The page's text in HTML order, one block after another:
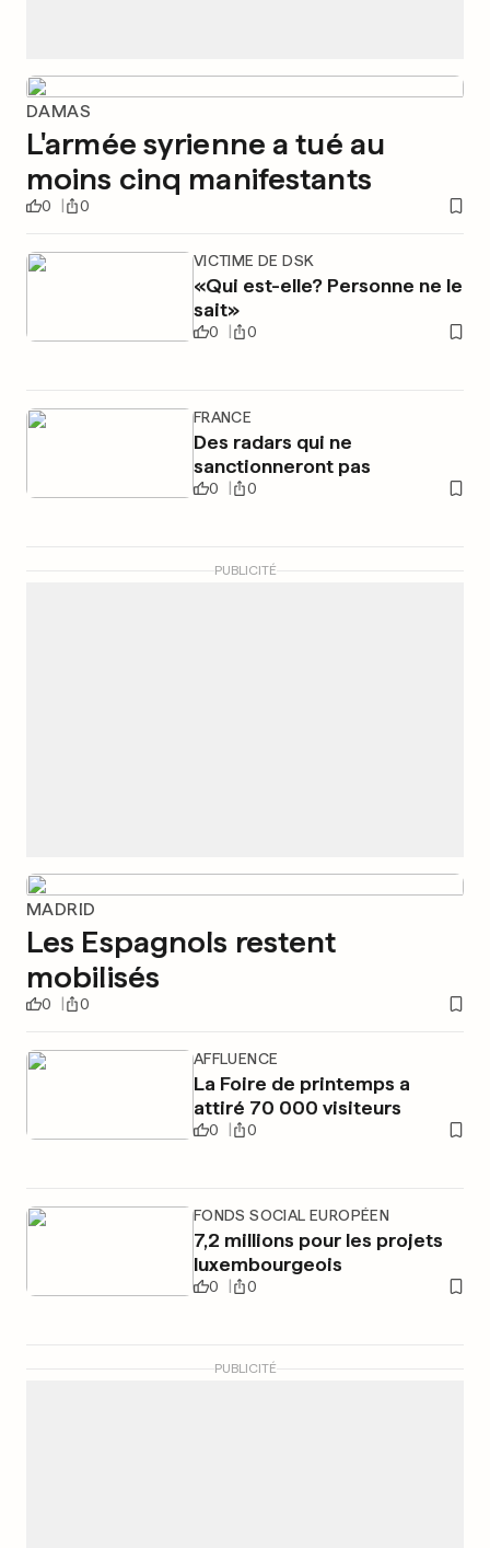
DAMAS
L'armée syrienne a tué au
moins cinq manifestants
0 0
VICTIME DE DSK
«Qui est-elle? Personne ne le
sait»
0 0
FRANCE
Des radars qui ne
sanctionneront pas
0 0
PUBLICITÉ
MADRID
Les Espagnols restent
mobilisés
0 0
AFFLUENCE
La Foire de printemps a
attiré 70 000 visiteurs
0 0
FONDS SOCIAL EUROPÉEN
7,2 millions pour les projets
luxembourgeois
0 0
PUBLICITÉ